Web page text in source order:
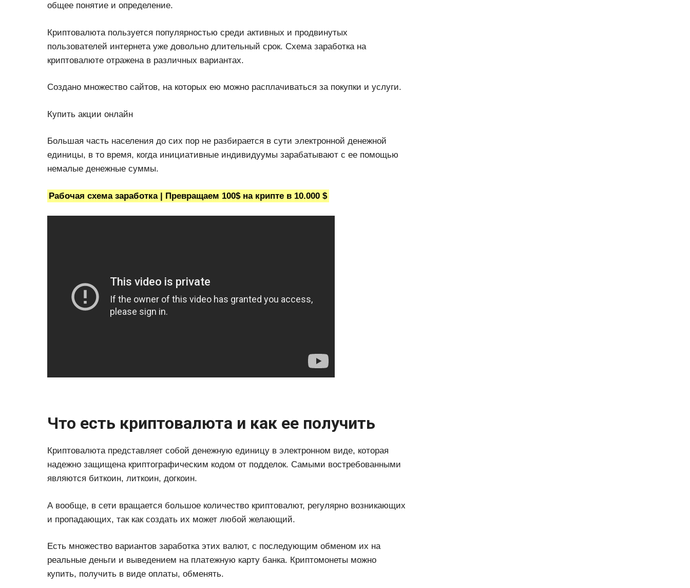
общее понятие и определение.
Криптовалюта пользуется популярностью среди активных и продвинутых
пользователей интернета уже довольно длительный срок. Схема заработка на
криптовалюте отражена в различных вариантах.
Создано множество сайтов, на которых ею можно расплачиваться за покупки и услуги.
Купить акции онлайн
Большая часть населения до сих пор не разбирается в сути электронной денежной
единицы, в то время, когда инициативные индивидуумы зарабатывают с ее помощью
немалые денежные суммы.
Рабочая схема заработка | Превращаем 100$ на крипте в 10.000 $
Что есть криптовалюта и как ее получить
Криптовалюта представляет собой денежную единицу в электронном виде, которая
надежно защищена криптографическим кодом от подделок. Самыми востребованными
являются биткоин, литкоин, догкоин.
А вообще, в сети вращается большое количество криптовалют, регулярно возникающих
и пропадающих, так как создать их может любой желающий.
Есть множество вариантов заработка этих валют, с последующим обменом их на
реальные деньги и выведением на платежную карту банка. Криптомонеты можно
купить, получить в виде оплаты, обменять.